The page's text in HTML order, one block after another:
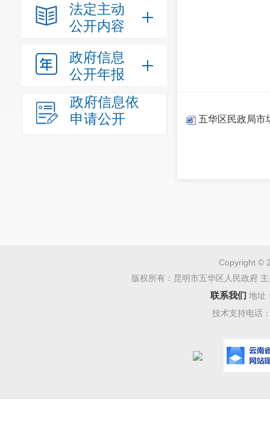
法定主动
公开内容
政府信息
公开年报
政府信息依
申请公开
五华区民政局市
Copyright ©
版权所有：昆明市五华区人民政府
联系我们 地址
技术支持电话